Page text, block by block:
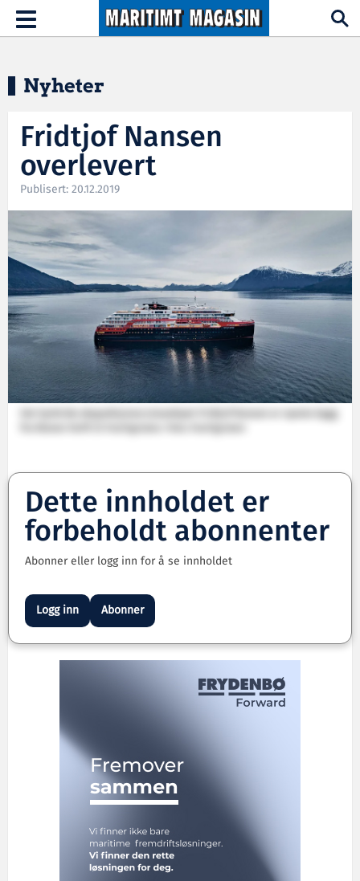
Hopp til hovedinnhold
Toggle
navigation
Nyheter
Fridtjof Nansen
overlevert
Publisert: 20.12.2019
Det hyrbride ekspedisjonscruiseskipet Fridtjof Nansen er nyeste bygg
Dette innholdet er
forbeholdt abonnenter
Abonner eller logg inn for å se innholdet
Logg inn Abonner